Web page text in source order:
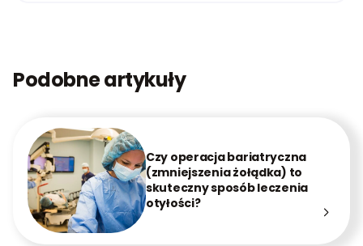
Podobne artykuły
Czy operacja bariatryczna
(zmniejszenia żołądka) to
skuteczny sposób leczenia
otyłości?